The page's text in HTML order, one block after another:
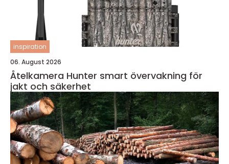
inspiration
06. August 2026
Åtelkamera Hunter smart övervakning för
jakt och säkerhet